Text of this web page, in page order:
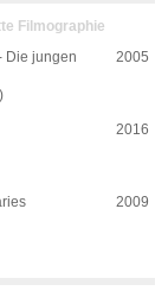
Filmographie
Die jungen
2005
2016
2009